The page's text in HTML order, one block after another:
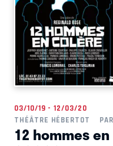
03/10/19 - 12/03/20
THÉÂTRE HÉBERTOT
12 hommes